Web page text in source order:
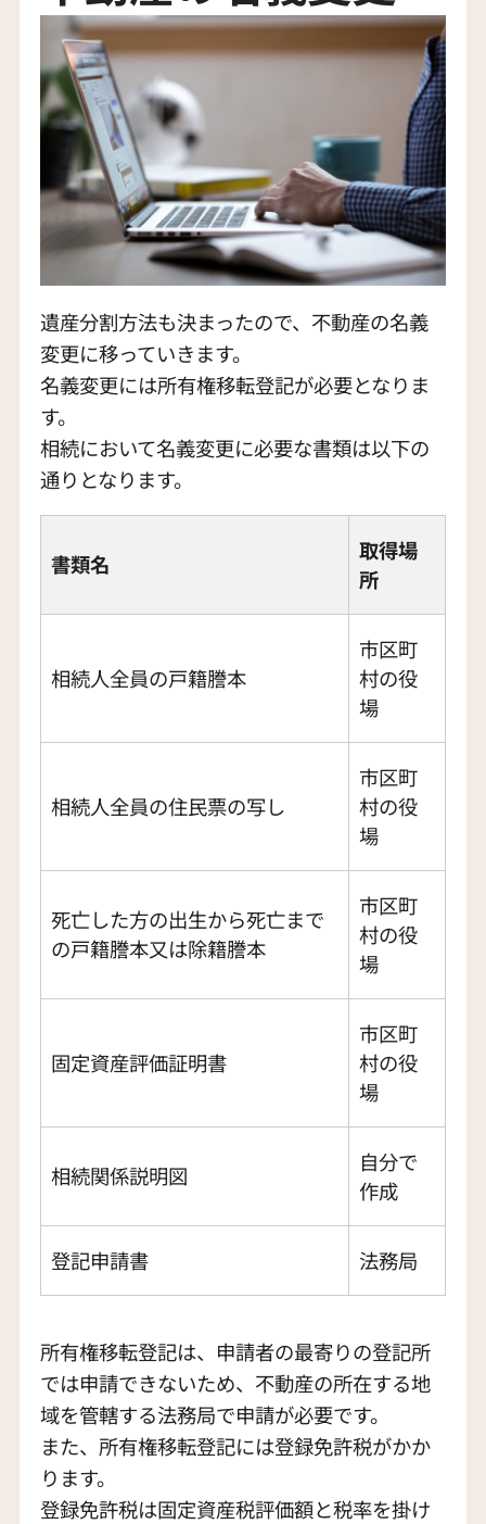
遺産分割方法も決まったので、不動産の名義
変更に移っていきます。
名義変更には所有権移転登記が必要となりま
す。
相続において名義変更に必要な書類は以下の
通りとなります。
書類名
取得場
所
相続人全員の戸籍謄本
市区町
村の役
場
相続人全員の住民票の写し
市区町
村の役
場
死亡した方の出生から死亡まで
の戸籍謄本又は除籍謄本
市区町
村の役
場
固定資産評価証明書
市区町
村の役
場
相続関係説明図
自分で
作成
登記申請書 法務局
所有権移転登記は、申請者の最寄りの登記所
では申請できないため、不動産の所在する地
域を管轄する法務局で申請が必要です。
また、所有権移転登記には登録免許税がかか
ります。
登録免許税は固定資産税評価額と税率を掛け